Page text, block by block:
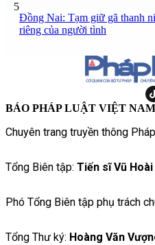
5
Đồng Nai: Tạm giữ gã thanh
riêng của người tình
BÁO PHÁP LUẬT VIỆT NAM
Chuyên trang truyền thông
Tổng Biên tập: Tiến sĩ Vũ Hoài
Phó Tổng Biên tập phụ trách
Tổng Thư ký: Hoàng Văn